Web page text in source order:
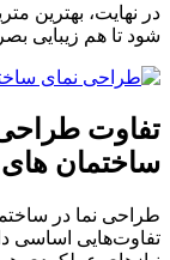
در نهایت، بهترین
شود تا هم زیبایی
تفاوت
ساختمان
طراحی نما در
تفاوت‌هایی اساسی